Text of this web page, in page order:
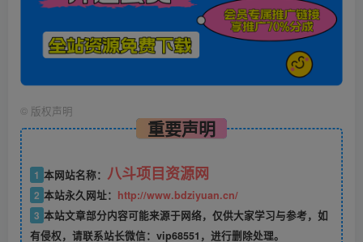
© 版权声明
重要声明
1 本网站名称： 八斗项目资源网
2 本站永久网址： http://www.bdziyuan.cn/
3 本站文章部分内容可能来源于网络，仅供大家学习与参考，如
有侵权，请联系站长微信：vip68551，进行删除处理。